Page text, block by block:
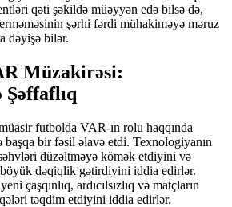
qəti şəkildə müəyyən edə bilsə də,
şərhi fərdi mühakiməyə məruz
dəyişə bilər.
Müzakirəsi:
Şəffaflıq
futbolda VAR-ın rolu haqqında
başqa bir fəsil əlavə etdi. Texnologiyanın
düzəltməyə kömək etdiyini və
dəqiqlik gətirdiyini iddia edirlər.
çaşqınlıq, ardıcılsızlıq və matçların
təqdim etdiyini iddia edirlər.